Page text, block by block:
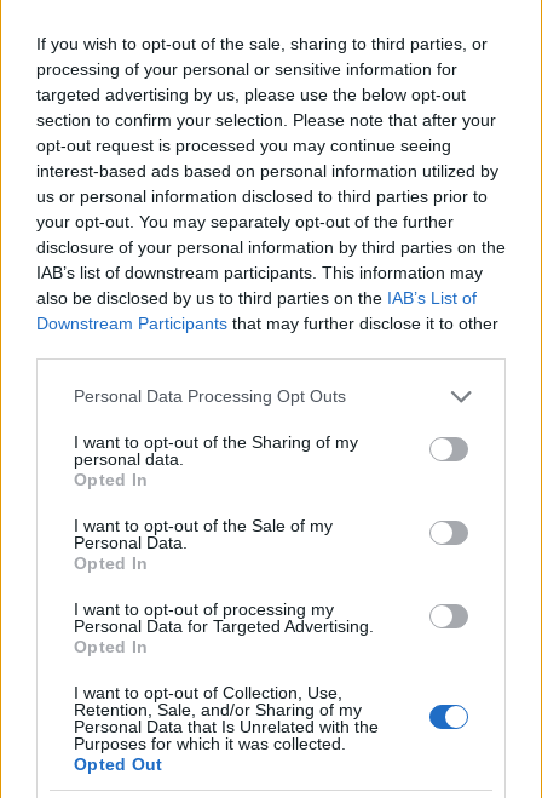
If you wish to opt-out of the sale, sharing to third parties, or
processing of your personal or sensitive information for
targeted advertising by us, please use the below opt-out
section to confirm your selection. Please note that after your
opt-out request is processed you may continue seeing
interest-based ads based on personal information utilized by
us or personal information disclosed to third parties prior to
your opt-out. You may separately opt-out of the further
disclosure of your personal information by third parties on the
IAB’s list of downstream participants. This information may
also be disclosed by us to third parties on the IAB’s List of
Downstream Participants that may further disclose it to other
Please note that this website/app uses one or more Google
not limited to your visit or usage behaviour. You may click to
grant or deny consent to Google and its third-party tags to
use your data for below specified purposes in below Google
consent section.
Personal Data Processing Opt Outs
I want to opt-out of the Sharing of my
personal data.
Opted In
I want to opt-out of the Sale of my
Personal Data.
Opted In
I want to opt-out of processing my
Personal Data for Targeted Advertising.
Opted In
I want to opt-out of Collection, Use,
Retention, Sale, and/or Sharing of my
Personal Data that Is Unrelated with the
Purposes for which it was collected.
Opted Out
semmi. A züllés ugyanúgy folyik tovább – a minőség
hiányára nem megoldás sem az egypártrendszer,
sem a többpártrendszer, amint az ábra mutatja.
Fordult egyet a kaleidoszkóp – ugyanazok az
erkölcsi és szellemi szintű alkotóelemek kicsit más
elrendezésben –, és, összességében mi lett jobb?
Ha valaki azt hiszi, hogy bármelyik állatfarmi párt
kitörést jelent az Állatfarmról, az téved. Bármely
állatfarmi párt-szerepcsere egyet jelent, és csak
egyet, azt, hogy mások lesznek a nevek a
minisztériumi névtáblákon, és újabb csoport szedi
meg magát a közösből, az állatfarmi rendszer
univerzális programja szerint, aztán leszerepelnek,
és jön a következő garnitúra, a váltás, aztán annak a
váltása, és így körbe-körbe, amíg nincs meg a valódi
kitörési pont (egy másik, új rendszer, út és módszer)
az állatfarmi rendszerből. Tök' felesleges több
csalódást begyűjteni, hogy na, ezeken is csalódtam,
mert a többi a sorban is csak ugyanez a kaptafa. Az
erkölcsi és szellemi minőség hiánya sehogyan sem
kerülhető meg.
12 éve
Szép rajz, apuci biztosan sokat dolgozott vele.
Szerintem ráment a teljes hétvége.